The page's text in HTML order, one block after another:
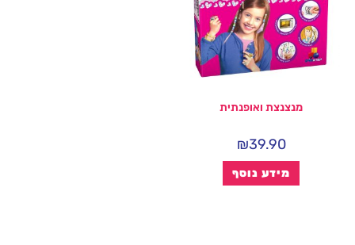
מנצנצת ואופנתית
₪39.90
מידע נוסף